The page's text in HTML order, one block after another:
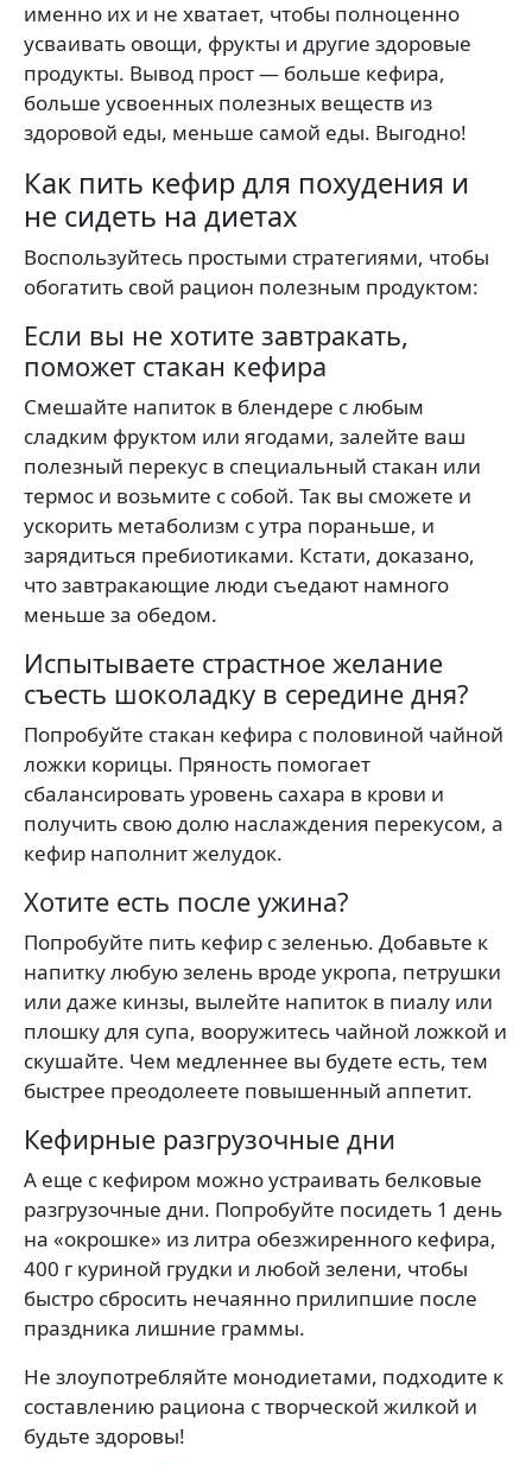
именно их и не хватает, чтобы полноценно
усваивать овощи, фрукты и другие здоровые
продукты. Вывод прост — больше кефира,
больше усвоенных полезных веществ из
здоровой еды, меньше самой еды. Выгодно!
Как пить кефир для похудения и
не сидеть на диетах
Воспользуйтесь простыми стратегиями, чтобы
обогатить свой рацион полезным продуктом:
Если вы не хотите завтракать,
поможет стакан кефира
Смешайте напиток в блендере с любым
сладким фруктом или ягодами, залейте ваш
полезный перекус в специальный стакан или
термос и возьмите с собой. Так вы сможете и
ускорить метаболизм с утра пораньше, и
зарядиться пребиотиками. Кстати, доказано,
что завтракающие люди съедают намного
меньше за обедом.
Испытываете страстное желание
съесть шоколадку в середине дня?
Попробуйте стакан кефира с половиной чайной
ложки корицы. Пряность помогает
сбалансировать уровень сахара в крови и
получить свою долю наслаждения перекусом, а
кефир наполнит желудок.
Хотите есть после ужина?
Попробуйте пить кефир с зеленью. Добавьте к
напитку любую зелень вроде укропа, петрушки
или даже кинзы, вылейте напиток в пиалу или
плошку для супа, вооружитесь чайной ложкой и
скушайте. Чем медленнее вы будете есть, тем
быстрее преодолеете повышенный аппетит.
Кефирные разгрузочные дни
А еще с кефиром можно устраивать белковые
разгрузочные дни. Попробуйте посидеть 1 день
на «окрошке» из литра обезжиренного кефира,
400 г куриной грудки и любой зелени, чтобы
быстро сбросить нечаянно прилипшие после
праздника лишние граммы.
Не злоупотребляйте монодиетами, подходите к
составлению рациона с творческой жилкой и
будьте здоровы!